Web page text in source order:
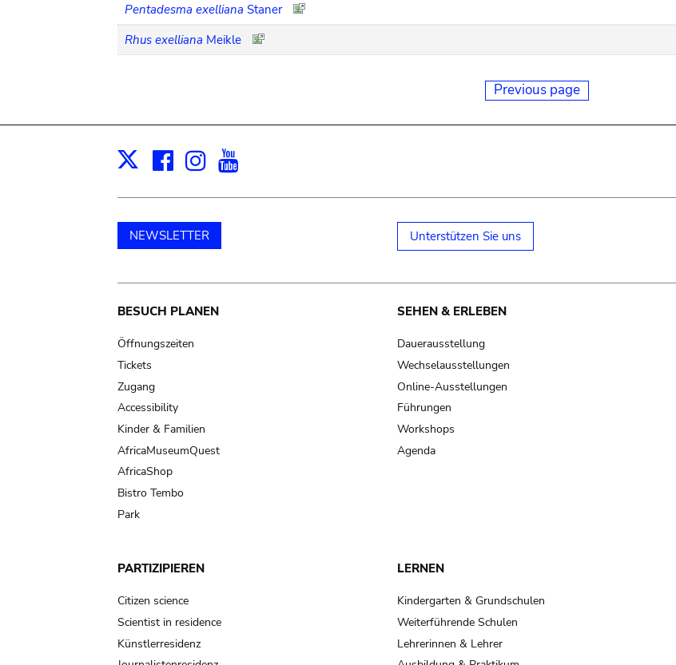
Pentadesma exelliana Staner
Rhus exelliana Meikle
Previous page
X Facebook
Instagram
NEWSLETTER Unterstützen Sie uns
Main
navigation
BESUCH PLANEN
Öffnungszeiten
Tickets
Zugang
Accessibility
Kinder & Familien
AfricaMuseumQuest
AfricaShop
Bistro Tembo
Park
SEHEN & ERLEBEN
Dauerausstellung
Wechselausstellungen
Online-Ausstellungen
Führungen
Workshops
Agenda
PARTIZIPIEREN
Citizen science
Scientist in residence
Künstlerresidenz
LERNEN
Kindergarten & Grundschulen
Weiterführende Schulen
Lehrerinnen & Lehrer